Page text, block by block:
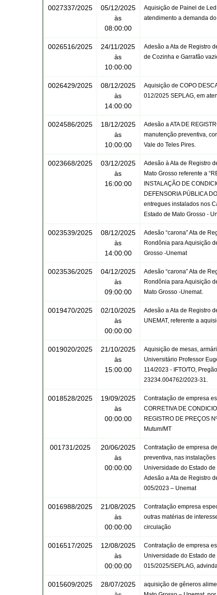
0027337/2025
05/12/2025
às
08:00:00
Aquisição de Painel de
atendimento a demanda
0026516/2025
24/11/2025
às
10:00:00
Adesão a Ata de Registro
de Cozinha e Garrafão
0026429/2025
08/12/2025
às
14:00:00
Aquisição de COPO
012/2025 SEPLAG, em
0024586/2025
18/12/2025
às
10:00:00
Adesão a ATA DE
manutenção preventiva,
Vale do Teles Pires.
0023668/2025
03/12/2025
às
16:00:00
Adesão à Ata de Registro
Mato Grosso referente a
INSTALAÇÃO DE
DEFENSORIA PÚBLICA
entregues instalados nos
Estado de Mato Grosso -
0023539/2025
08/12/2025
às
14:00:00
Adesão “carona” Ata de
Rondônia para Aquisição
Grosso -Unemat
0023536/2025
04/12/2025
às
09:00:00
Adesão “carona” Ata de
Rondônia para Aquisição
Mato Grosso -Unemat.
0019470/2025
02/10/2025
às
00:00:00
Adesão a Ata de Registro
UNEMAT, referente a
0019020/2025
21/10/2025
às
15:00:00
Aquisição de mesas,
Universitário Professor
114/2023 - IFTO/TO,
23234.004762/2023-31.
0018528/2025
19/09/2025
às
00:00:00
Contratação de empresa
CORRETIVA DE
REGISTRO DE PREÇOS
Mutum/MT
001731/2025
20/06/2025
às
00:00:00
Contratação de empresa
preventiva, nas
Universidade do Estado
Adesão a Ata de Registro
005/2023 – Unemat
0016988/2025
21/08/2025
às
00:00:00
Contratação empresa
outras matérias de
circulação
0016517/2025
12/08/2025
às
00:00:00
Contratação de empresa
Universidade do Estado
015/2025/SEPLAG,
0015609/2025
28/07/2025
aquisição de gêneros